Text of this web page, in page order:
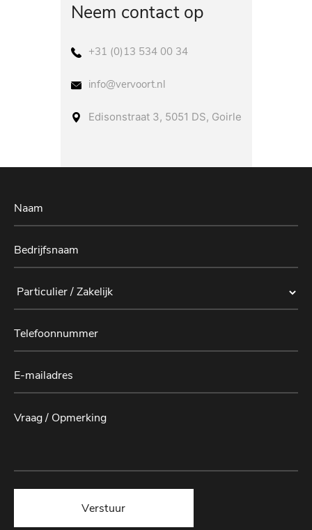
Neem contact op
+31 (0)13 534 00 34
info@vervoort.nl
Edisonstraat 3, 5051 DS, Goirle
Verstuur